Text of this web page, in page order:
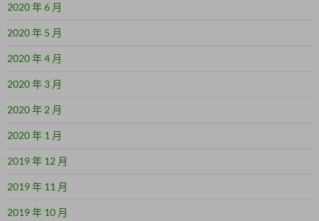
2020 年 6 月
2020 年 5 月
2020 年 4 月
2020 年 3 月
2020 年 2 月
2020 年 1 月
2019 年 12 月
2019 年 11 月
2019 年 10 月